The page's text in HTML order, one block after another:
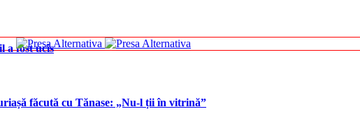
a fost ucis
făcută cu Tănase: „Nu-l ții în vitrină”